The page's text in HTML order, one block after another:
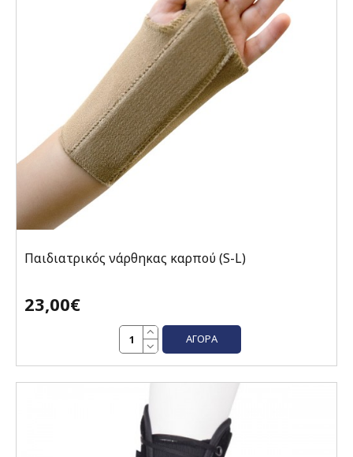
Παιδιατρικός νάρθηκας καρπού (S-L)
23,00€
ΑΓΟΡΆ